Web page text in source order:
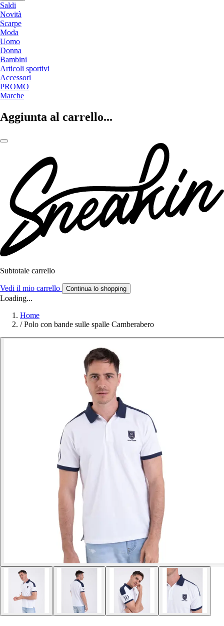
Saldi
Novità
Scarpe
Moda
Uomo
Donna
Bambini
Articoli sportivi
Accessori
PROMO
Marche
Aggiunta al carrello...
Subtotale carrello
Vedi il mio carrello Continua lo shopping
Loading...
Home
/ Polo con bande sulle spalle Camberabero